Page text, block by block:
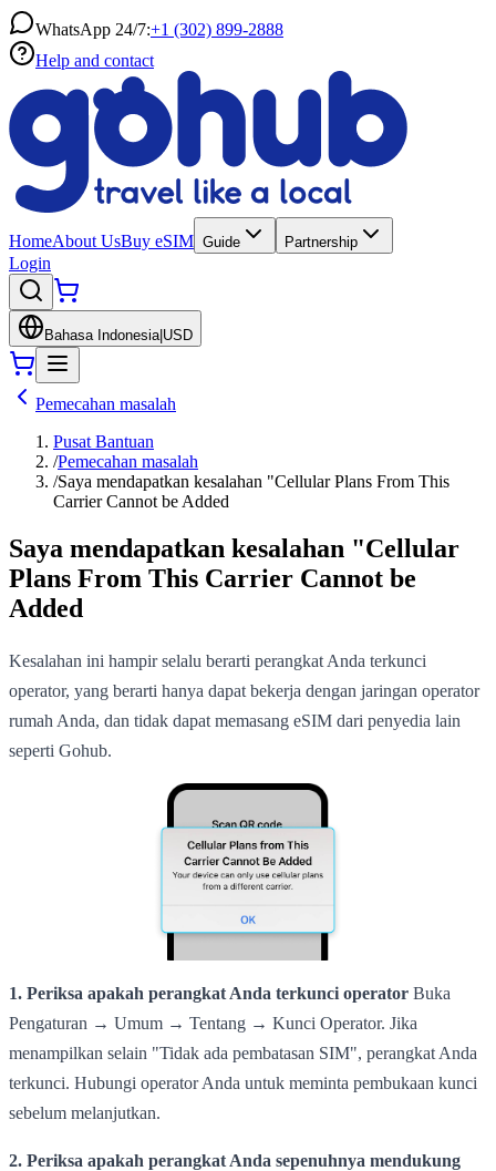
WhatsApp 24/7:+1 (302) 899-2888
Help and contact
HomeAbout UsBuy eSIM Guide Partnership
Login
Bahasa Indonesia| USD
Pemecahan masalah
Pusat Bantuan
/Pemecahan masalah
/Saya mendapatkan kesalahan "Cellular Plans From This
Carrier Cannot be Added
Saya mendapatkan kesalahan "Cellular
Plans From This Carrier Cannot be
Added
Kesalahan ini hampir selalu berarti perangkat Anda terkunci
operator, yang berarti hanya dapat bekerja dengan jaringan operator
rumah Anda, dan tidak dapat memasang eSIM dari penyedia lain
seperti Gohub.
1. Periksa apakah perangkat Anda terkunci operator Buka
Pengaturan → Umum → Tentang → Kunci Operator. Jika
menampilkan selain "Tidak ada pembatasan SIM", perangkat Anda
terkunci. Hubungi operator Anda untuk meminta pembukaan kunci
sebelum melanjutkan.
2. Periksa apakah perangkat Anda sepenuhnya mendukung